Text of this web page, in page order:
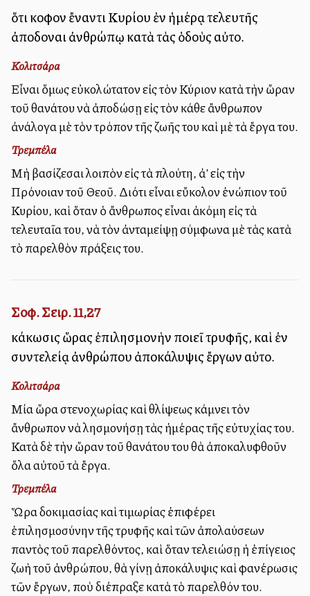
ὅτι κοῦφον ἔναντι Κυρίου ἐν ἡμέρᾳ τελευτῆς
ἀποδοῦναι ἀνθρώπῳ κατὰ τὰς ὁδοὺς αὐτοῦ.
Κολιτσάρα
Εἶναι ὅμως εὐκολώτατον εἰς τὸν Κύριον κατὰ τὴν ὥραν
τοῦ θανάτου νὰ ἀποδώσῃ εἰς τὸν κάθε ἄνθρωπον
ἀνάλογα μὲ τὸν τρόπον τῆς ζωῆς του καὶ μὲ τὰ ἔργα του.
Τρεμπέλα
Μὴ βασίζεσαι λοιπὸν εἰς τὰ πλούτη, ἀλλ’ εἰς τὴν
Πρόνοιαν τοῦ Θεοῦ. Διότι εἶναι εὔκολον ἐνώπιον τοῦ
Κυρίου, καὶ ὅταν ὁ ἄνθρωπος εἶναι ἀκόμη εἰς τὰ
τελευταῖα του, νὰ τὸν ἀνταμείψῃ σύμφωνα μὲ τὰς κατὰ
τὸ παρελθὸν πράξεις του.
Σοφ. Σειρ. 11,27
κάκωσις ὥρας ἐπιλησμονὴν ποιεῖ τρυφῆς, καὶ ἐν
συντελείᾳ ἀνθρώπου ἀποκάλυψις ἔργων αὐτοῦ.
Κολιτσάρα
Μία ὥρα στενοχωρίας καὶ θλίψεως κάμνει τὸν
ἄνθρωπον νὰ λησμονήσῃ τὰς ἡμέρας τῆς εὐτυχίας του.
Κατὰ δὲ τὴν ὥραν τοῦ θανάτου του θὰ ἀποκαλυφθοῦν
ὅλα αὐτοῦ τὰ ἔργα.
Τρεμπέλα
Ὥρα δοκιμασίας καὶ τιμωρίας ἐπιφέρει
ἐπιλησμοσύνην τῆς τρυφῆς καὶ τῶν ἀπολαύσεων
παντὸς τοῦ παρελθόντος, καὶ ὅταν τελειώσῃ ἡ ἐπίγειος
ζωὴ τοῦ ἀνθρώπου, θὰ γίνῃ ἀποκάλυψις καὶ φανέρωσις
τῶν ἔργων, ποὺ διέπραξε κατὰ τὸ παρελθόν του.